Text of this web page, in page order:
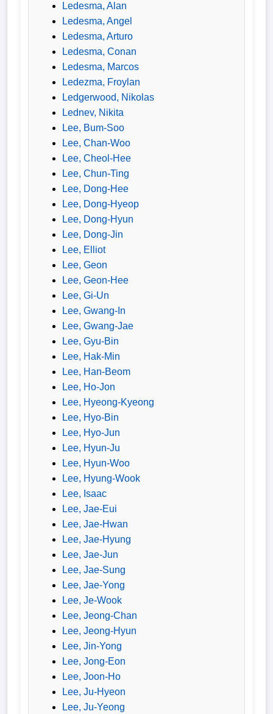
Ledesma, Alan
Ledesma, Angel
Ledesma, Arturo
Ledesma, Conan
Ledesma, Marcos
Ledezma, Froylan
Ledgerwood, Nikolas
Lednev, Nikita
Lee, Bum-Soo
Lee, Chan-Woo
Lee, Cheol-Hee
Lee, Chun-Ting
Lee, Dong-Hee
Lee, Dong-Hyeop
Lee, Dong-Hyun
Lee, Dong-Jin
Lee, Elliot
Lee, Geon
Lee, Geon-Hee
Lee, Gi-Un
Lee, Gwang-In
Lee, Gwang-Jae
Lee, Gyu-Bin
Lee, Hak-Min
Lee, Han-Beom
Lee, Ho-Jon
Lee, Hyeong-Kyeong
Lee, Hyo-Bin
Lee, Hyo-Jun
Lee, Hyun-Ju
Lee, Hyun-Woo
Lee, Hyung-Wook
Lee, Isaac
Lee, Jae-Eui
Lee, Jae-Hwan
Lee, Jae-Hyung
Lee, Jae-Jun
Lee, Jae-Sung
Lee, Jae-Yong
Lee, Je-Wook
Lee, Jeong-Chan
Lee, Jeong-Hyun
Lee, Jin-Yong
Lee, Jong-Eon
Lee, Joon-Ho
Lee, Ju-Hyeon
Lee, Ju-Yeong